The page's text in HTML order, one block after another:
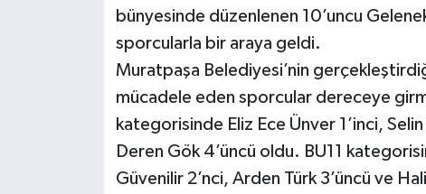
bünyesinde düzenlenen 10’uncu
sporcularla bir araya geldi.
Muratpaşa Belediyesi’nin
mücadele eden sporcular dereceye
kategorisinde Eliz Ece Ünver 1’inci,
Deren Gök 4’üncü oldu. BU11
Güvenilir 2’nci, Arden Türk 3’üncü ve